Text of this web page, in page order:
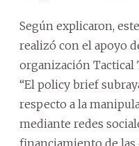
Según explicaron,
realizó con el apoyo
organización Tactical
“El policy brief
respecto a la
mediante redes
financiamiento de las